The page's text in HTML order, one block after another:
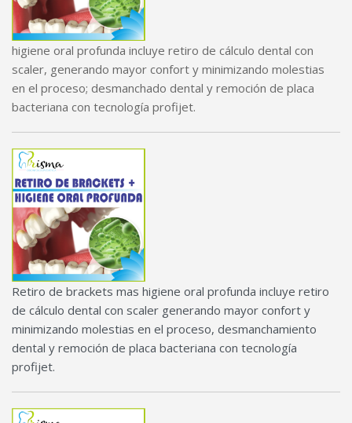
higiene oral profunda incluye retiro de cálculo dental con
scaler, generando mayor confort y minimizando molestias
en el proceso; desmanchado dental y remoción de placa
bacteriana con tecnología profijet.
Retiro de brackets mas higiene oral profunda incluye retiro
de cálculo dental con scaler generando mayor confort y
minimizando molestias en el proceso, desmanchamiento
dental y remoción de placa bacteriana con tecnología
profijet.